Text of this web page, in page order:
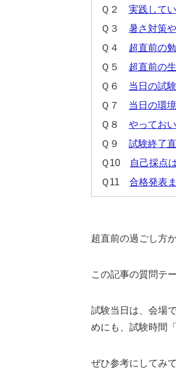
Ｑ２ 実践して
Ｑ３ 暑さ対策
Ｑ４ 超直前の
Ｑ５ 超直前の
Ｑ６ 当日の試
Ｑ７ 当日の環
Ｑ８ やってお
Ｑ９ 試験終了
Ｑ10
自己採点
Ｑ11 合格発表
超直前の過ごし方
この記事の質問テ
試験当日は、会場
めにも、試験時間
ぜひ参考にしてみ